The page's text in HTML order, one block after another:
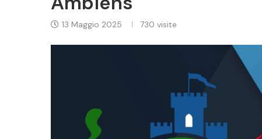
13 Maggio 2025 730 visite